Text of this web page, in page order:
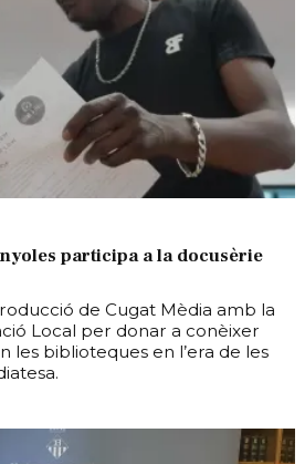
participa a la docusèrie
de Cugat Mèdia amb la
Local per donar a conèixer
les biblioteques en l’era de les